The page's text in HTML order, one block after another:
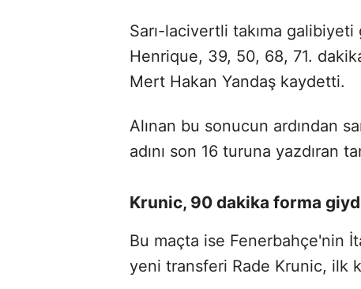
Sarı-lacivertli takıma
Henrique, 39, 50, 68, 71.
Mert Hakan Yandaş kaydetti.
Alınan bu sonucun ardından
adını son 16 turuna yazdıran
Krunic, 90 dakika forma
Bu maçta ise Fenerbahçe'nin
yeni transferi Rade Krunic, ilk